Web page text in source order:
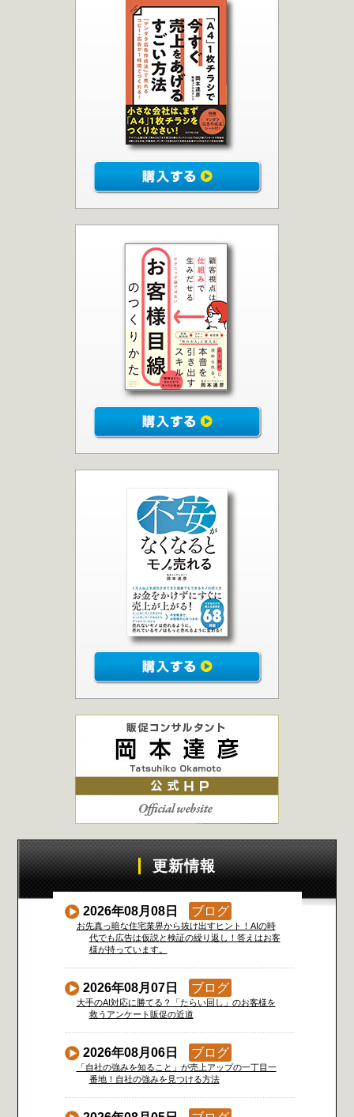
更新情報
2026年08月08日 ブログ
お先真っ暗な住宅業界から抜け出すヒント！AIの時
代でも広告は仮説と検証の繰り返し！答えはお客
様が持っています。
2026年08月07日 ブログ
大手のAI対応に勝てる？「たらい回し」のお客様を
救うアンケート販促の近道
2026年08月06日 ブログ
「自社の強みを知ること」が売上アップの一丁目一
番地！自社の強みを見つける方法